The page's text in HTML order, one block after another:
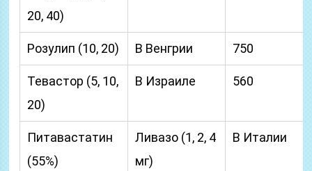
20, 40)
Розулип (10, 20) В Венгрии 750
Тевастор (5, 10,
20)
В Израиле 560
Питавастатин
(55%)
Ливазо (1, 2, 4
мг)
В Италии